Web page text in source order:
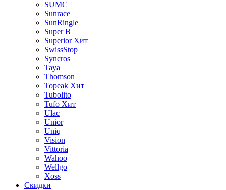
SUMC
Sunrace
SunRingle
Super B
Superior Хит
SwissStop
Syncros
Taya
Thomson
Topeak Хит
Tubolito
Tufo Хит
Ulac
Unior
Uniq
Vision
Vittoria
Wahoo
Wellgo
Xoss
Скидки